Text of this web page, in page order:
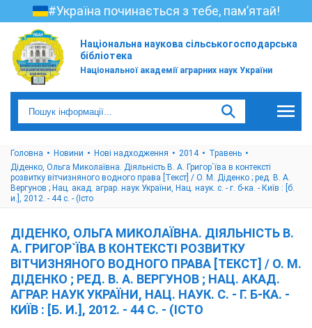
#Україна починається з тебе, пам’ятай!
Національна наукова сільськогосподарська
бібліотека
Національної академії аграрних наук України
Головна Новини Нові надходження 2014
Травень
Діденко, Ольга Миколаївна. Діяльність В. А. Григор`їва в контексті
розвитку вітчизняного водного права [Текст] / О. М. Діденко ; ред. В. А.
Вергунов ; Нац. акад. аграр. наук України, Нац. наук. с. - г. б-ка. - Київ : [б.
и.], 2012. - 44 с. - (Істо
ДІДЕНКО, ОЛЬГА МИКОЛАЇВНА. ДІЯЛЬНІСТЬ В.
А. ГРИГОР`ЇВА В КОНТЕКСТІ РОЗВИТКУ
ВІТЧИЗНЯНОГО ВОДНОГО ПРАВА [ТЕКСТ] / О. М.
ДІДЕНКО ; РЕД. В. А. ВЕРГУНОВ ; НАЦ. АКАД.
АГРАР. НАУК УКРАЇНИ, НАЦ. НАУК. С. - Г. Б-КА. -
КИЇВ : [Б. И.], 2012. - 44 С. - (ІСТО